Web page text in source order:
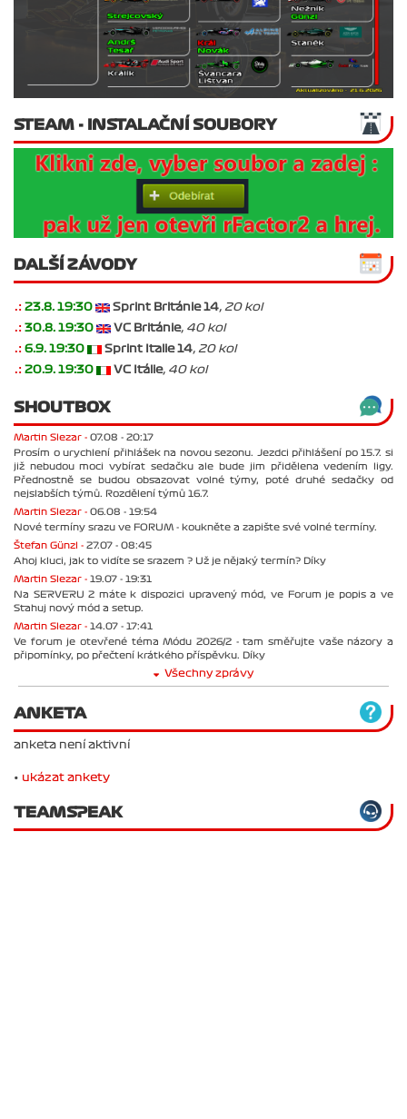
STEAM - INSTALAČNÍ SOUBORY
DALŠÍ ZÁVODY
.: 23.8. 19:30 Sprint Británie 14, 20 kol
.: 30.8. 19:30 VC Británie, 40 kol
.: 6.9. 19:30 Sprint Italie 14, 20 kol
.: 20.9. 19:30 VC Itálie, 40 kol
SHOUTBOX
Martin Slezar - 07.08 - 20:17
Prosím o urychlení přihlášek na novou sezonu. Jezdci přihlášení po 15.7. si
již nebudou moci vybírat sedačku ale bude jim přidělena vedením ligy.
Přednostně se budou obsazovat volné týmy, poté druhé sedačky od
nejslabších týmů. Rozdělení týmů 16.7.
Martin Slezar - 06.08 - 19:54
Nové termíny srazu ve FORUM - koukněte a zapište své volné termíny.
Štefan Günzl - 27.07 - 08:45
Ahoj kluci, jak to vidíte se srazem ? Už je nějaký termín? Díky
Martin Slezar - 19.07 - 19:31
Na SERVERU 2 máte k dispozici upravený mód, ve Forum je popis a ve
Stahuj nový mód a setup.
Martin Slezar - 14.07 - 17:41
Ve forum je otevřené téma Módu 2026/2 - tam směřujte vaše názory a
připomínky, po přečtení krátkého příspěvku. Díky
Všechny zprávy
ANKETA
anketa není aktivní
• ukázat ankety
TEAMSPEAK